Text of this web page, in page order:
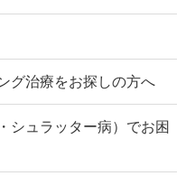
グ治療をお探しの方へ
シュラッター病）でお困